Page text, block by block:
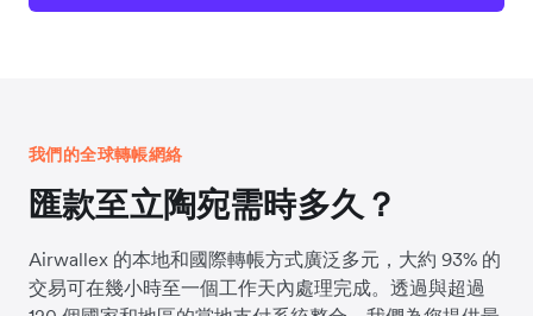
我們的全球轉帳網絡
匯款至立陶宛需時多久？
Airwallex 的本地和國際轉帳方式廣泛多元，大約 93% 的
交易可在幾小時至一個工作天內處理完成。透過與超過